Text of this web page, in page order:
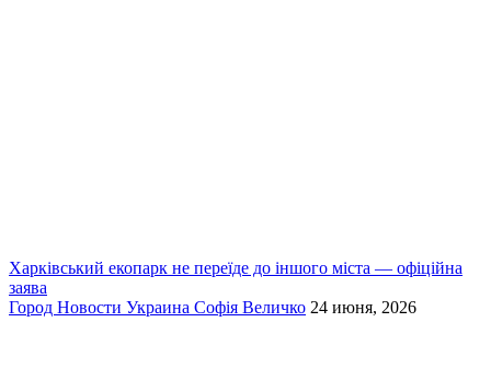
Харківський екопарк не переїде до іншого міста — офіційна
заява
Город Новости Украина Софія Величко 24 июня, 2026